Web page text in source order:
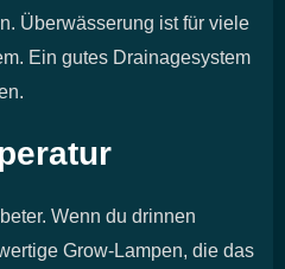
Überwässerung ist für viele
Ein gutes Drainagesystem
Wenn du drinnen
Grow-Lampen, die das